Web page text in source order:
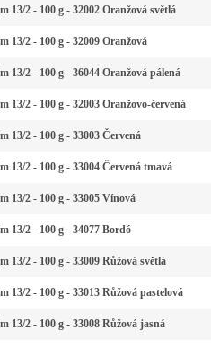
2 - 100 g - 32002 Oranžová světlá
13/2 - 100 g - 32009 Oranžová
2 - 100 g - 36044 Oranžová pálená
2 - 100 g - 32003 Oranžovo-červená
13/2 - 100 g - 33003 Červená
2 - 100 g - 33004 Červená tmavá
13/2 - 100 g - 33005 Vínová
13/2 - 100 g - 34077 Bordó
2 - 100 g - 33009 Růžová světlá
2 - 100 g - 33013 Růžová pastelová
2 - 100 g - 33008 Růžová jasná